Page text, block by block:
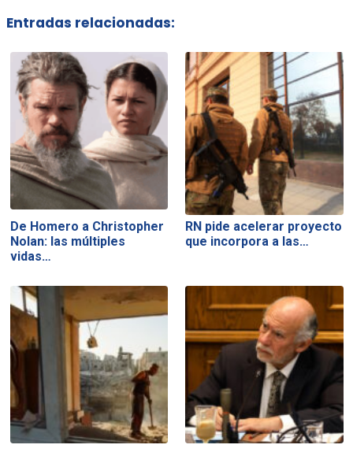
Entradas relacionadas:
De Homero a Christopher
Nolan: las múltiples
vidas…
RN pide acelerar proyecto
que incorpora a las…